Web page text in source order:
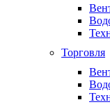
Торговля